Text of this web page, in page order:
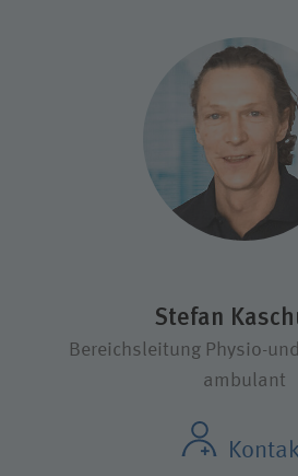
Stefan
Bereichsleitung Physio-
ambulant